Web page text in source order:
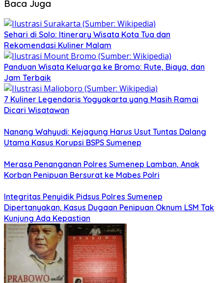
Baca Juga
Sehari di Solo: Itinerary Wisata Kota Tua dan
Rekomendasi Kuliner Malam
Panduan Wisata Keluarga ke Bromo: Rute, Biaya, dan
Jam Terbaik
7 Kuliner Legendaris Yogyakarta yang Masih Ramai
Dicari Wisatawan
Nanang Wahyudi: Kejagung Harus Usut Tuntas Dalang
Utama Kasus Korupsi BSPS Sumenep
Merasa Penanganan Polres Sumenep Lamban, Anak
Korban Penipuan Bersurat ke Mabes Polri
Integritas Penyidik Pidsus Polres Sumenep
Dipertanyakan, Kasus Dugaan Penipuan Oknum LSM Tak
Kunjung Ada Kepastian